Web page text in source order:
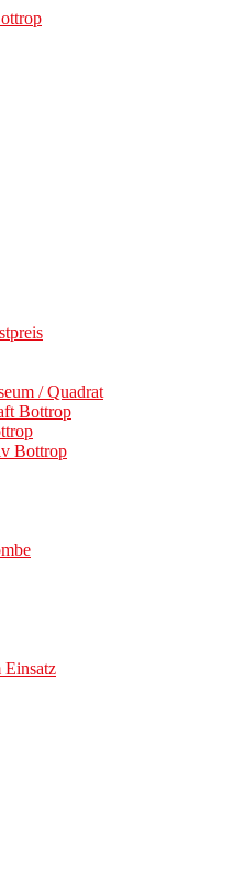
/ Quadrat
Bottrop
Bottrop
Einsatz